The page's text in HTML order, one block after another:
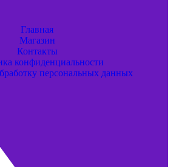
Главная
Магазин
Контакты
конфиденциальности
персональных данных